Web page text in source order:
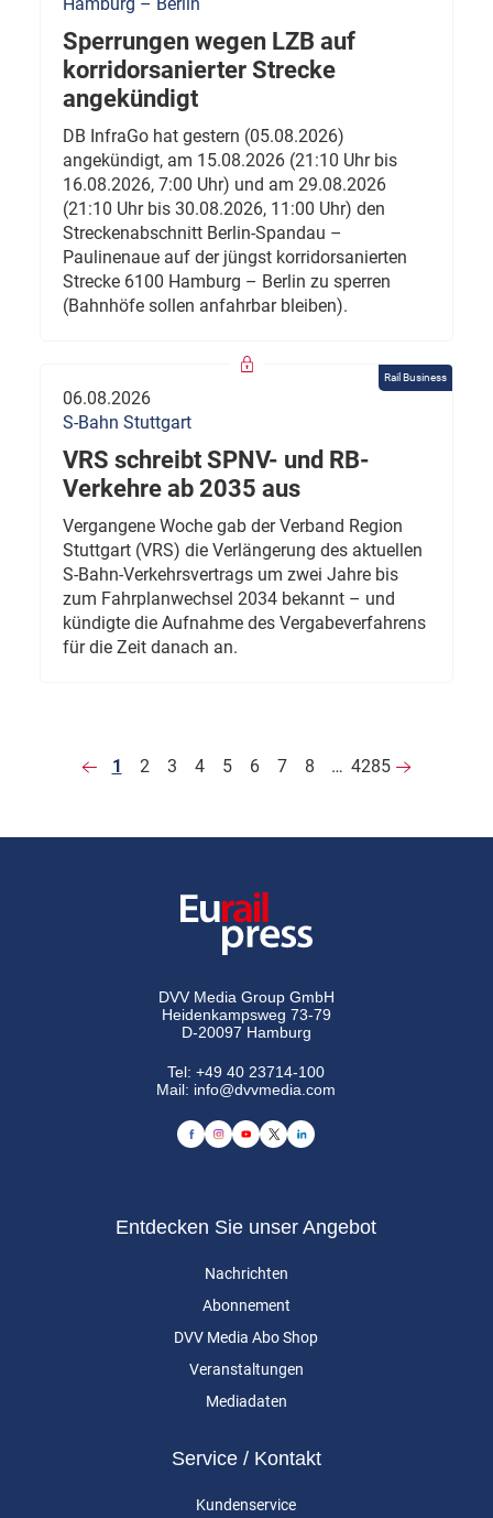
Sperrungen wegen LZB auf
korridorsanierter Strecke
angekündigt
DB InfraGo hat gestern (05.08.2026)
angekündigt, am 15.08.2026 (21:10 Uhr bis
16.08.2026, 7:00 Uhr) und am 29.08.2026
(21:10 Uhr bis 30.08.2026, 11:00 Uhr) den
Streckenabschnitt Berlin-Spandau –
Paulinenaue auf der jüngst korridorsanierten
Strecke 6100 Hamburg – Berlin zu sperren
(Bahnhöfe sollen anfahrbar bleiben).
Rail Business
06.08.2026
S-Bahn Stuttgart
VRS schreibt SPNV- und RB-
Verkehre ab 2035 aus
Vergangene Woche gab der Verband Region
Stuttgart (VRS) die Verlängerung des aktuellen
S-Bahn-Verkehrsvertrags um zwei Jahre bis
zum Fahrplanwechsel 2034 bekannt – und
kündigte die Aufnahme des Vergabeverfahrens
für die Zeit danach an.
1 2 3 4 5 6 7 8 … 4285
DVV Media Group GmbH
Heidenkampsweg 73-79
D-20097 Hamburg
Tel:+49 40 23714-100
Mail: info@dvvmedia.com
Entdecken Sie unser Angebot
Nachrichten
Abonnement
DVV Media Abo Shop
Veranstaltungen
Mediadaten
Service / Kontakt
Kundenservice